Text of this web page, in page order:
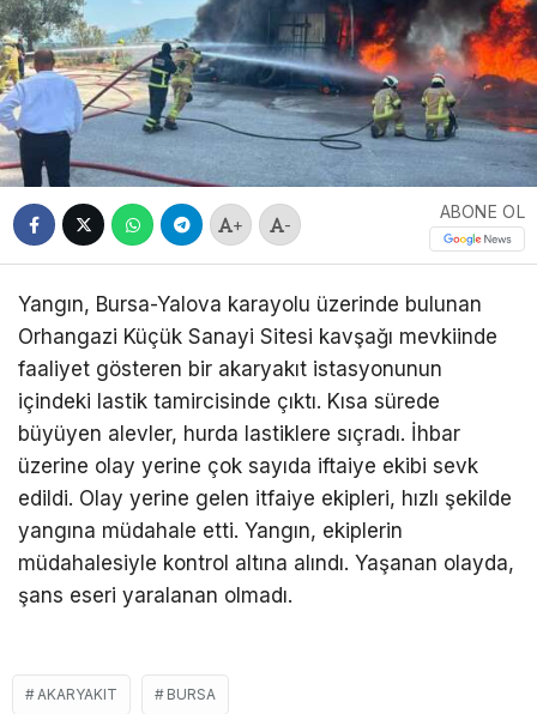
+ -
ABONE OL
Yangın, Bursa-Yalova karayolu üzerinde bulunan
Orhangazi Küçük Sanayi Sitesi kavşağı mevkiinde
faaliyet gösteren bir akaryakıt istasyonunun
içindeki lastik tamircisinde çıktı. Kısa sürede
büyüyen alevler, hurda lastiklere sıçradı. İhbar
üzerine olay yerine çok sayıda iftaiye ekibi sevk
edildi. Olay yerine gelen itfaiye ekipleri, hızlı şekilde
yangına müdahale etti. Yangın, ekiplerin
müdahalesiyle kontrol altına alındı. Yaşanan olayda,
şans eseri yaralanan olmadı.
AKARYAKIT BURSA